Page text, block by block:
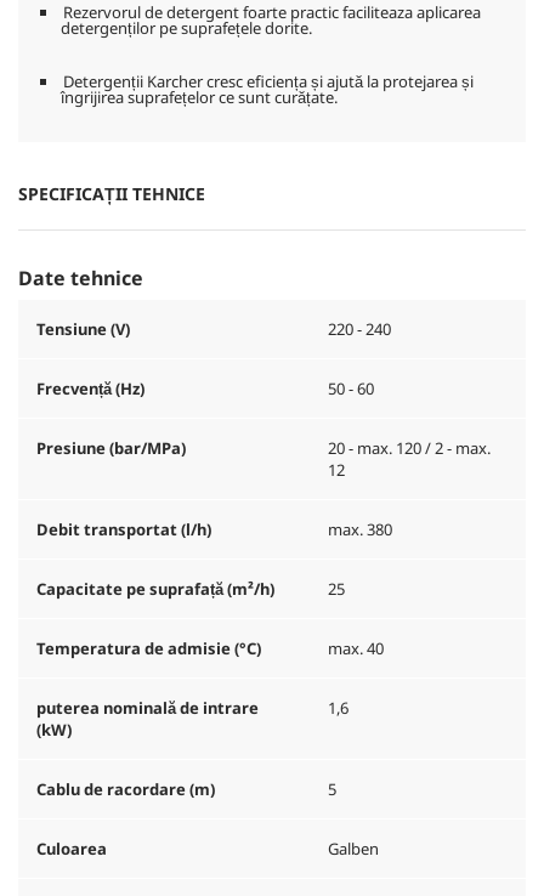
Rezervorul de detergent foarte practic faciliteaza aplicarea
detergenților pe suprafețele dorite.
Detergenții Karcher cresc eficiența și ajută la protejarea și
îngrijirea suprafețelor ce sunt curățate.
SPECIFICAȚII TEHNICE
Date tehnice
Tensiune (V) 220 - 240
Frecvență (Hz) 50 - 60
Presiune (bar/MPa)
20 - max. 120 / 2 - max.
12
Debit transportat (l/h) max. 380
Capacitate pe suprafață (m²/h) 25
Temperatura de admisie (°C) max. 40
puterea nominală de intrare
(kW)
1,6
Cablu de racordare (m) 5
Culoarea Galben